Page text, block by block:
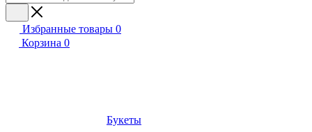
Избранные товары 0
Корзина 0
Букеты